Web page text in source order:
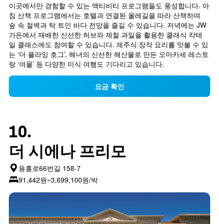
이곳에서만 경험할 수 있는 액티비티 프로그램들도 풍성합니다. 아
침 산책 프로그램에서는 호텔과 연결된 올레길을 따라 산책하며
숲 속 절벽과 탁 트인 바다 전망을 즐길 수 있습니다. 저녁에는 JW
가든에서 재배한 신선한 허브와 제철 과일을 활용한 클래식 칵테
일 클래스에도 참여할 수 있습니다. 제주식 장작 요리를 맛볼 수 있
는 ‘더 플라잉 호그’, 해녀의 신선한 해산물로 만든 오마카세 레스토
랑 ‘여물’ 등 다양한 미식 여행도 기다리고 있습니다.
요금 확인
10.
더 시에나 프리모
용흥로66번길 158-7
91,442원~3,699,100원/박